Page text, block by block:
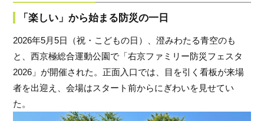
ン
ク
ラ
ブ
っ
「楽しい」から始まる防災の一日
2026年5月5日（祝・こどもの日）、澄みわたる青空のも
と、西京極総合運動公園で「右京ファミリー防災フェスタ
2026」が開催された。正面入口では、目を引く看板が来場
者を出迎え、会場はスタート前からにぎわいを見せてい
た。